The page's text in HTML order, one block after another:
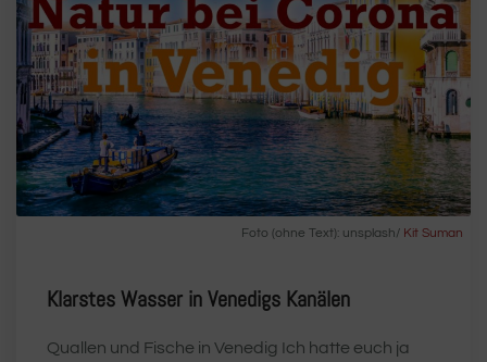
Foto (ohne Text): unsplash/ Kit Suman
Klarstes Wasser in Venedigs Kanälen
Quallen und Fische in Venedig Ich hatte euch ja